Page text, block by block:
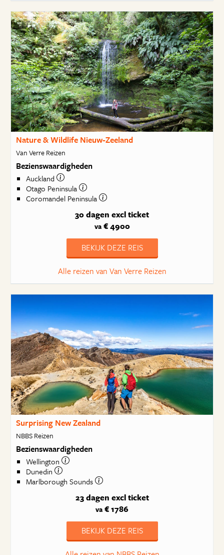
Nature & Wildlife Nieuw-Zeeland
Van Verre Reizen
Bezienswaardigheden
Auckland
Otago Peninsula
Coromandel Peninsula
30 dagen excl ticket
va€ 4900
BEKIJK DEZE REIS
Alle reizen van Van Verre Reizen
Surprising New Zealand
NBBS Reizen
Bezienswaardigheden
Wellington
Dunedin
Marlborough Sounds
23 dagen excl ticket
va € 1786
BEKIJK DEZE REIS